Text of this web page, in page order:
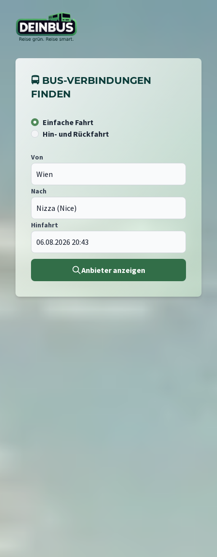
🚍 BUS-VERBINDUNGEN
FINDEN
Einfache Fahrt
Hin- und Rückfahrt
Von
Nach
Hinfahrt
Anbieter anzeigen